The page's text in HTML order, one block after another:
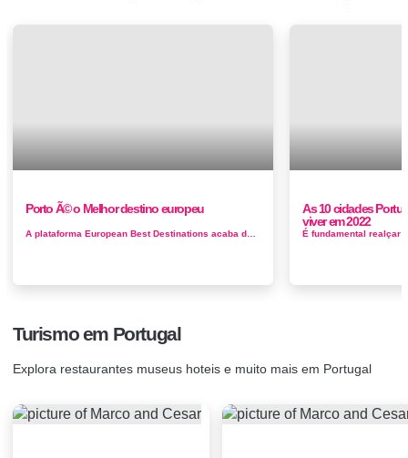
Porto Ã© o Melhor destino europeu
A plataforma European Best Destinations acaba de revelar os 15 melhores destinos europeus para 2017. A votação teve início h&aacu...
As 10 cidades
viver em 2022
Turismo em Portugal
Explora restaurantes museus hoteis e muito mais em Portugal